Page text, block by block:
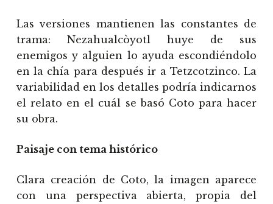
Las versiones mantienen las constantes de
trama: Nezahualcòyotl huye de sus
enemigos y alguien lo ayuda escondiéndolo
en la chía para después ir a Tetzcotzinco. La
variabilidad en los detalles podría indicarnos
el relato en el cuál se basó Coto para hacer
su obra.
Paisaje con tema histórico
Clara creación de Coto, la imagen aparece
con una perspectiva abierta, propia del